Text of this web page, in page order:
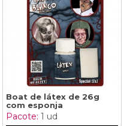
Boat de látex de 26g
com esponja
Pacote: 1 ud